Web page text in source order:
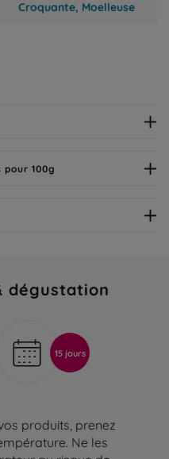
Croquante, Moelleuse
100g
dégustation
15 jours
produits, prenez
Ne les